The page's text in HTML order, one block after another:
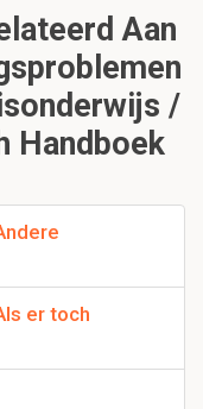
Aan
/
Handboek
er toch